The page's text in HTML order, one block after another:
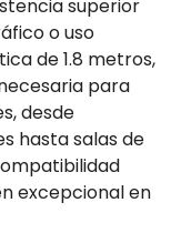
superior
o uso
de 1.8 metros,
para
desde
hasta salas de
excepcional en